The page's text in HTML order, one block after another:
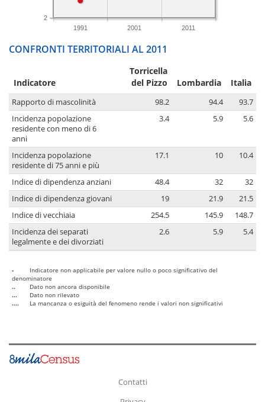
1991 2001 2011
2
CONFRONTI TERRITORIALI AL 2011
Indicatore
Torricella
del Pizzo
Lombardia Italia
Rapporto di mascolinità 98.2 94.4
93.7
Incidenza popolazione
residente con meno di 6
anni
3.4 5.9 5.6
Incidenza popolazione
residente di 75 anni e più
17.1 10 10.4
Indice di dipendenza anziani 48.4 32
32
Indice di dipendenza giovani
19 21.9
21.5
Indice di vecchiaia
254.5 145.9
148.7
Incidenza dei separati
legalmente e dei divorziati
2.6 5.9 5.4
-
Indicatore non applicabile per valore nullo o poco significativo del
denominatore
..
Dato non ancora disponibile
...
Dato non rilevato
....
La mancanza o esiguità del fenomeno rende i valori non significativi
Contatti